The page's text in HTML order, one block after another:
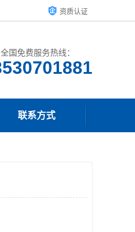
资质认证
全国免费服务热线：
联系方式